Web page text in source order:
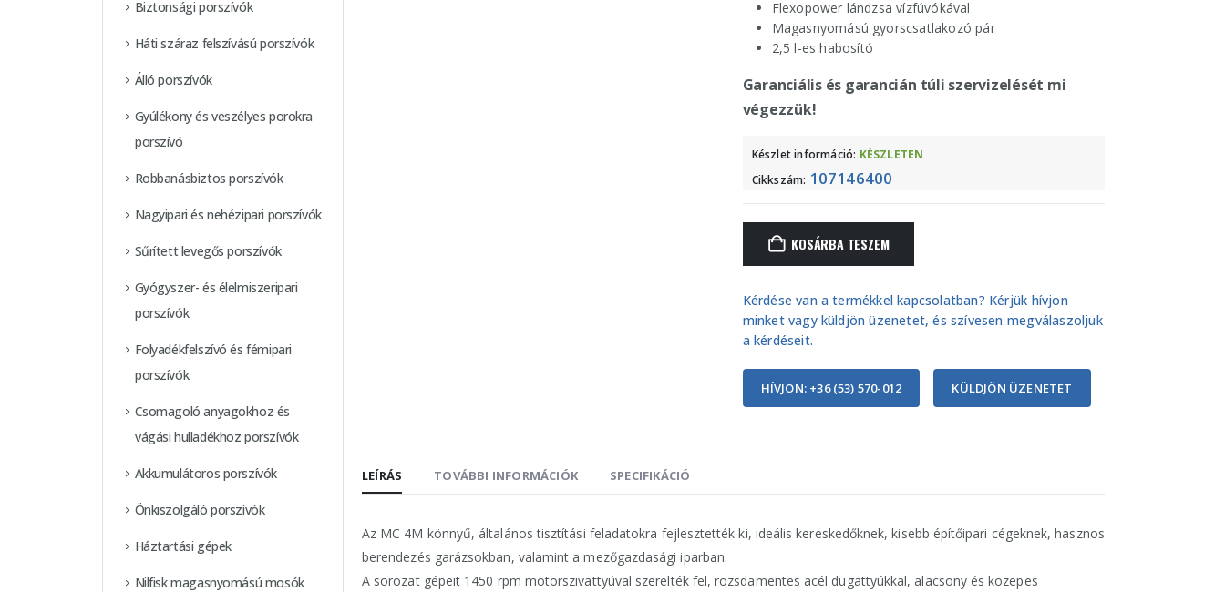
Flexopower lándzsa vízfúvókával
Magasnyomású gyorscsatlakozó pár
2,5 l-es habosító
Garanciális és garancián túli szervizelését mi
végezzük!
Készlet információ: KÉSZLETEN
Cikkszám: 107146400
KOSÁRBA TESZEM
Kérdése van a termékkel kapcsolatban? Kérjük hívjon
minket vagy küldjön üzenetet, és szívesen megválaszoljuk
a kérdéseit.
HÍVJON: +36 (53) 570-012 KÜLDJÖN ÜZENETET
LEÍRÁS TOVÁBBI INFORMÁCIÓK SPECIFIKÁCIÓ
Az MC 4M könnyű, általános tisztítási feladatokra fejlesztették ki, ideális kereskedőknek, kisebb építőipari cégeknek, hasznos
berendezés garázsokban, valamint a mezőgazdasági iparban.
A sorozat gépeit 1450 rpm motorszivattyúval szerelték fel, rozsdamentes acél dugattyúkkal, alacsony és közepes
Biztonsági porszívók
Háti száraz felszívású porszívók
Álló porszívók
Gyúlékony és veszélyes porokra
porszívó
Robbanásbiztos porszívók
Nagyipari és nehézipari porszívók
Sűrített levegős porszívók
Gyógyszer- és élelmiszeripari
porszívók
Folyadékfelszívó és fémipari
porszívók
Csomagoló anyagokhoz és
vágási hulladékhoz porszívók
Akkumulátoros porszívók
Önkiszolgáló porszívók
Háztartási gépek
Nilfisk magasnyomású mosók